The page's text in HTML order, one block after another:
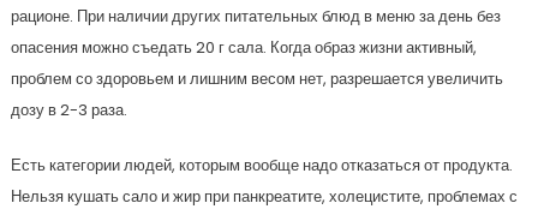
рационе. При наличии других питательных блюд в меню за день без
опасения можно съедать 20 г сала. Когда образ жизни активный,
проблем со здоровьем и лишним весом нет, разрешается увеличить
дозу в 2-3 раза.
Есть категории людей, которым вообще надо отказаться от продукта.
Нельзя кушать сало и жир при панкреатите, холецистите, проблемах с